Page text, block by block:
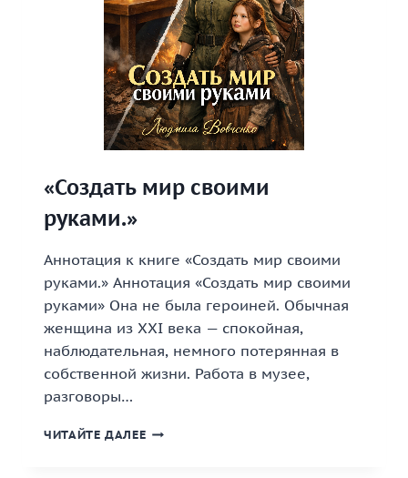
«Создать мир своими
руками.»
Аннотация к книге «Создать мир своими
руками.» Аннотация «Создать мир своими
руками» Она не была героиней. Обычная
женщина из XXI века — спокойная,
наблюдательная, немного потерянная в
собственной жизни. Работа в музее,
разговоры…
ЧИТАЙТЕ ДАЛЕЕ «СОЗДАТЬ